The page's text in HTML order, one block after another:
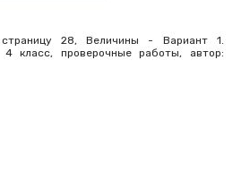
28, Величины - Вариант 1.
4 класс, проверочные работы, автор: